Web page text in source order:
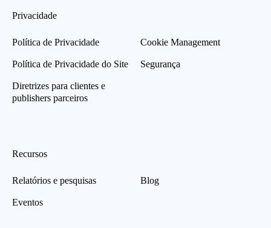
Privacidade
Política de Privacidade
Política de Privacidade do Site
Diretrizes para clientes e
publishers parceiros
Cookie Management
Segurança
Recursos
Relatórios e pesquisas
Eventos
Blog